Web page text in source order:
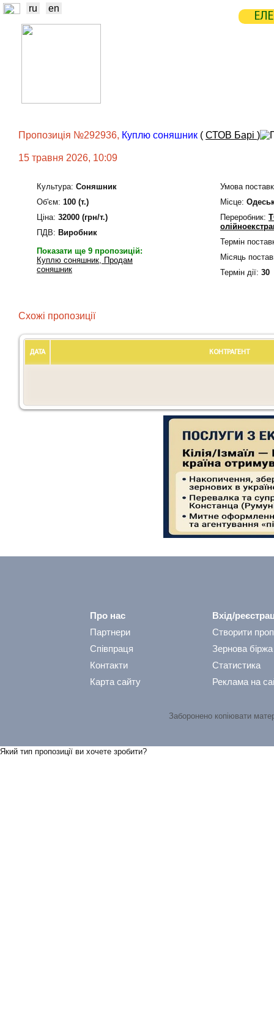
ru en
Пропозиція №292936, Куплю соняшник ( СТОВ Барі )
15 травня 2026, 10:09
Культура: Соняшник
Об'єм: 100 (т.)
Ціна: 32000 (грн/т.)
ПДВ: Виробник
Показати ще 9 пропозицій:
Куплю соняшник, Продам
соняшник
Умова
Мiсце:
Переробник:
Термін
Місяць
Термін дiї: 30
Схожі пропозиції
ДАТА КОНТРАГЕНТ
Про нас
Партнери
Співпраця
Контакти
Карта сайту
Вхід/
Створити
Зернова біржа
Статистика
Реклама на
Заборонено копіювати
Який тип пропозицiї ви хочете зробити?